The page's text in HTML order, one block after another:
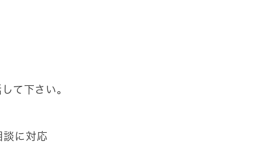
て下さい。
談に対応